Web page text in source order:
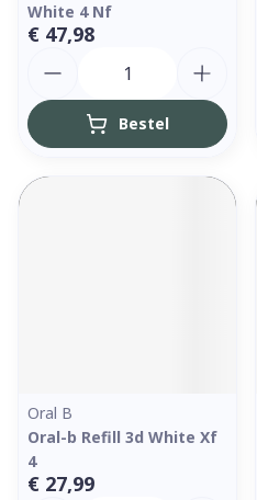
White 4 Nf
€ 47,98
Bestel
Oral B
Oral-b Refill 3d White Xf
4
€ 27,99